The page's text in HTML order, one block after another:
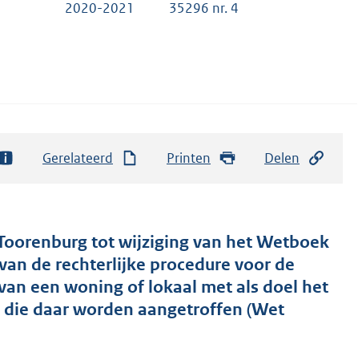
2020-2021 35296 nr. 4
Gerelateerd Printen Delen
tot wijziging van het Wetboek
de rechterlijke procedure voor de
een woning of lokaal met als doel het
daar worden aangetroffen (Wet